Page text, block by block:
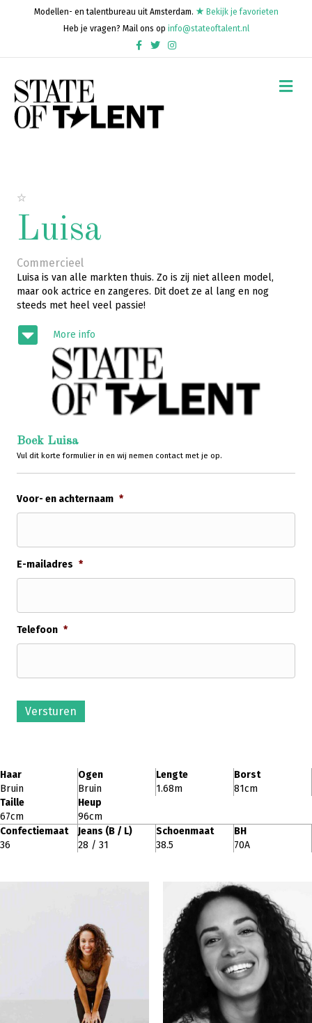
Modellen- en talentbureau uit Amsterdam.
Bekijk je favorieten
Heb je vragen? Mail ons op info@stateoftalent.nl
FacebookTwitterInstagram
Luisa
Commercieel
Luisa is van alle markten thuis. Zo is zij niet alleen model,
maar ook actrice en zangeres. Dit doet ze al lang en nog
steeds met heel veel passie!
More info
Boek Luisa
Vul dit korte formulier in en wij nemen contact met je op.
Voor- en achternaam *
E-mailadres *
Telefoon *
Versturen
Haar
Bruin
Ogen
Bruin
Lengte
1.68m
Borst
81cm
Taille
67cm
Heup
96cm
Confectiemaat
36
Jeans (B / L)
28 / 31
Schoenmaat
38.5
BH
70A